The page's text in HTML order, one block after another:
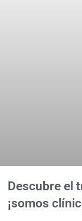
Descubre el
¡somos